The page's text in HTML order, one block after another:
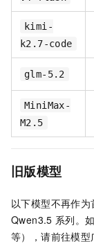
kimi-
k2.7-code
glm-5.2
MiniMax-
M2.5
旧版模型
以下模型不再作
Qwen3.5 系列。
等），请前往模型